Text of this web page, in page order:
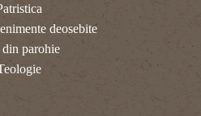
deosebite
parohie